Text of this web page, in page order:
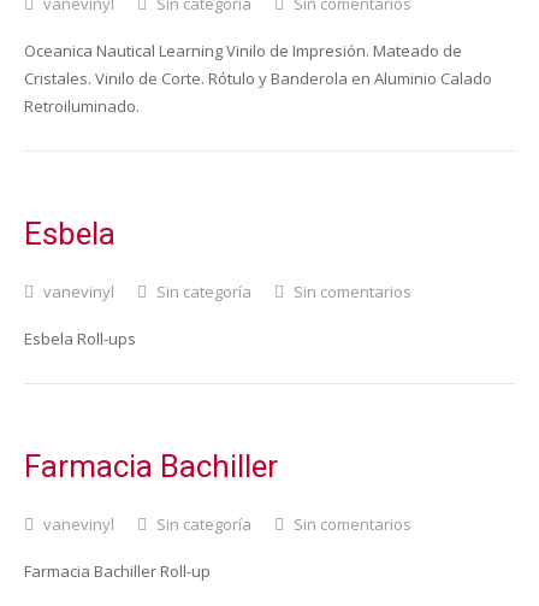
Oceanica Nautical Learning Vinilo de Impresión. Mateado de
Cristales. Vinilo de Corte. Rótulo y Banderola en Aluminio Calado
Retroiluminado.
Esbela
vanevinyl Sin categoría Sin comentarios
Esbela Roll-ups
Farmacia Bachiller
vanevinyl Sin categoría Sin comentarios
Farmacia Bachiller Roll-up